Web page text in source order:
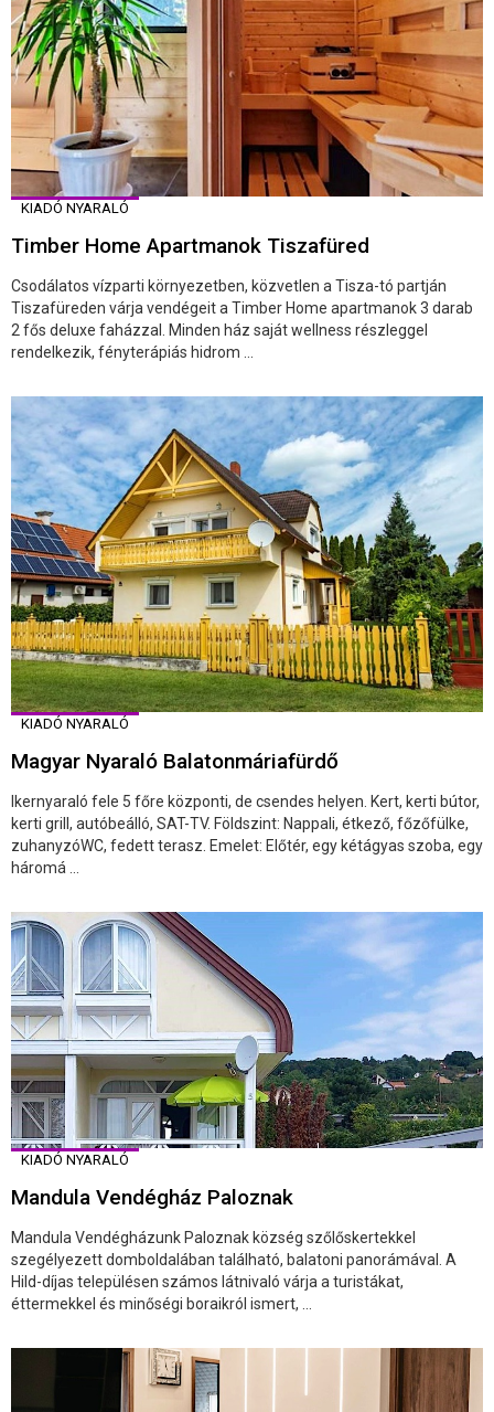
KIADÓ NYARALÓ
Timber Home Apartmanok Tiszafüred
Csodálatos vízparti környezetben, közvetlen a Tisza-tó partján
Tiszafüreden várja vendégeit a Timber Home apartmanok 3 darab
2 fős deluxe faházzal. Minden ház saját wellness részleggel
rendelkezik, fényterápiás hidrom ...
KIADÓ NYARALÓ
Magyar Nyaraló Balatonmáriafürdő
Ikernyaraló fele 5 főre központi, de csendes helyen. Kert, kerti bútor,
kerti grill, autóbeálló, SAT-TV. Földszint: Nappali, étkező, főzőfülke,
zuhanyzóWC, fedett terasz. Emelet: Előtér, egy kétágyas szoba, egy
háromá ...
KIADÓ NYARALÓ
Mandula Vendégház Paloznak
Mandula Vendégházunk Paloznak község szőlőskertekkel
szegélyezett domboldalában található, balatoni panorámával. A
Hild-díjas településen számos látnivaló várja a turistákat,
éttermekkel és minőségi boraikról ismert, ...